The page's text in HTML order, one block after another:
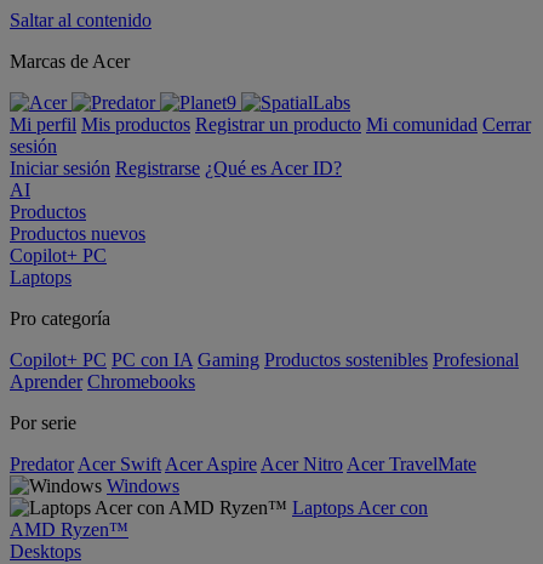
Saltar al contenido
Marcas de Acer
Mi perfil Mis productos Registrar un producto Mi comunidad Cerrar
sesión
Iniciar sesión Registrarse ¿Qué es Acer ID?
AI
Productos
Productos nuevos
Copilot+ PC
Laptops
Pro categoría
Copilot+ PC PC con IA Gaming Productos sostenibles Profesional
Aprender Chromebooks
Por serie
Predator Acer Swift Acer Aspire Acer Nitro Acer TravelMate
Windows
Laptops Acer con
AMD Ryzen™
Desktops